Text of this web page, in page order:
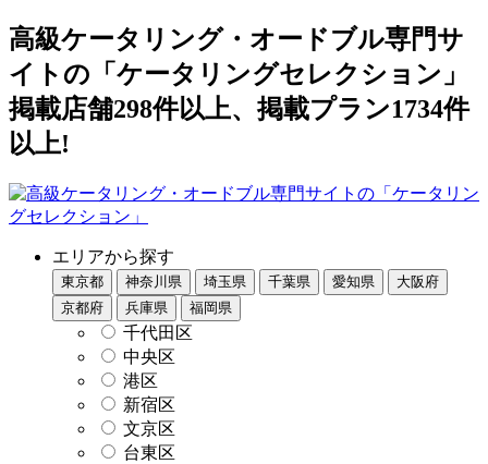
高級ケータリング・オードブル専門サ
イトの「ケータリングセレクション」
掲載店舗298件以上、掲載プラン1734件
以上!
エリアから探す
東京都 神奈川県 埼玉県 千葉県 愛知県
大阪府
京都府
兵庫県 福岡県
千代田区
中央区
港区
新宿区
文京区
台東区